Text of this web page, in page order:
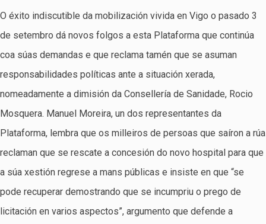
O éxito indiscutible da mobilización vivida en Vigo o pasado 3
de setembro dá novos folgos a esta Plataforma que continúa
coa súas demandas e que reclama tamén que se asuman
responsabilidades políticas ante a situación xerada,
nomeadamente a dimisión da Consellería de Sanidade, Rocio
Mosquera. Manuel Moreira, un dos representantes da
Plataforma, lembra que os milleiros de persoas que saíron a rúa
reclaman que se rescate a concesión do novo hospital para que
a súa xestión regrese a mans públicas e insiste en que “se
pode recuperar demostrando que se incumpriu o prego de
licitación en varios aspectos”, argumento que defende a